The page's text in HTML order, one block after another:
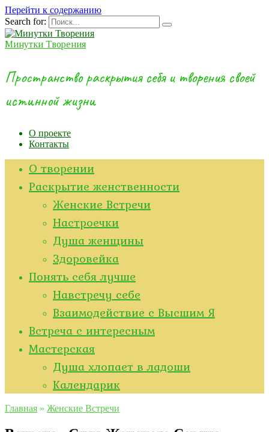
Перейти к содержанию
Search for:
Минутки Творения
Пространство раскрытия себя и творения своей
истинной жизни
О проекте
Контакты
О творении
Раскрытие женственности
Женские Встречи
Настроечки
Душа женщины
Здоровейка
Понять себя лучше
Навстречу себе
Взаимодействие с Высшим Я
Встреча с интересным
Мастерская
Душа хлопает в ладоши
Kалендарик
Главная » Женские Встречи